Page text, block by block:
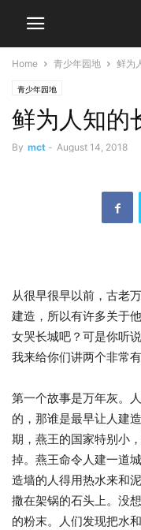
Home 青少年园地 鲜为
青少年园地
鲜为人知的
By mct - August 14, 2018
洪
从很早很早以前，古老
建造，所以有许多关于
女哭长城吧？可是你听
我来给你们讲两个非常
第一个故事是万年灰。
的，那谁是最早让人建
期，燕王的国家特别小
掉。燕王命令人建一道
造墙的人得用热水来和
撒在架锅的石头上。没
的粉末。人们发现把水